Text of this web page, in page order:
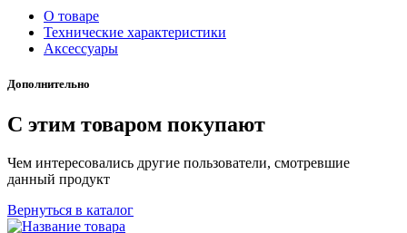
О товаре
Технические характеристики
Аксессуары
Дополнительно
С этим товаром покупают
Чем интересовались другие пользователи, смотревшие
данный продукт
Вернуться в каталог